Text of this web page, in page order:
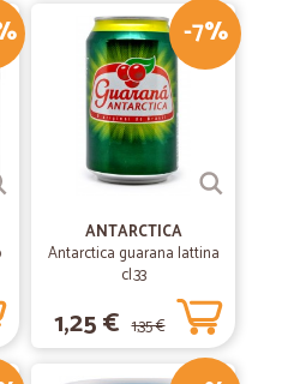
-7%
ANTARCTICA
Antarctica guarana lattina
cl.33
1,25 € 1,35 €